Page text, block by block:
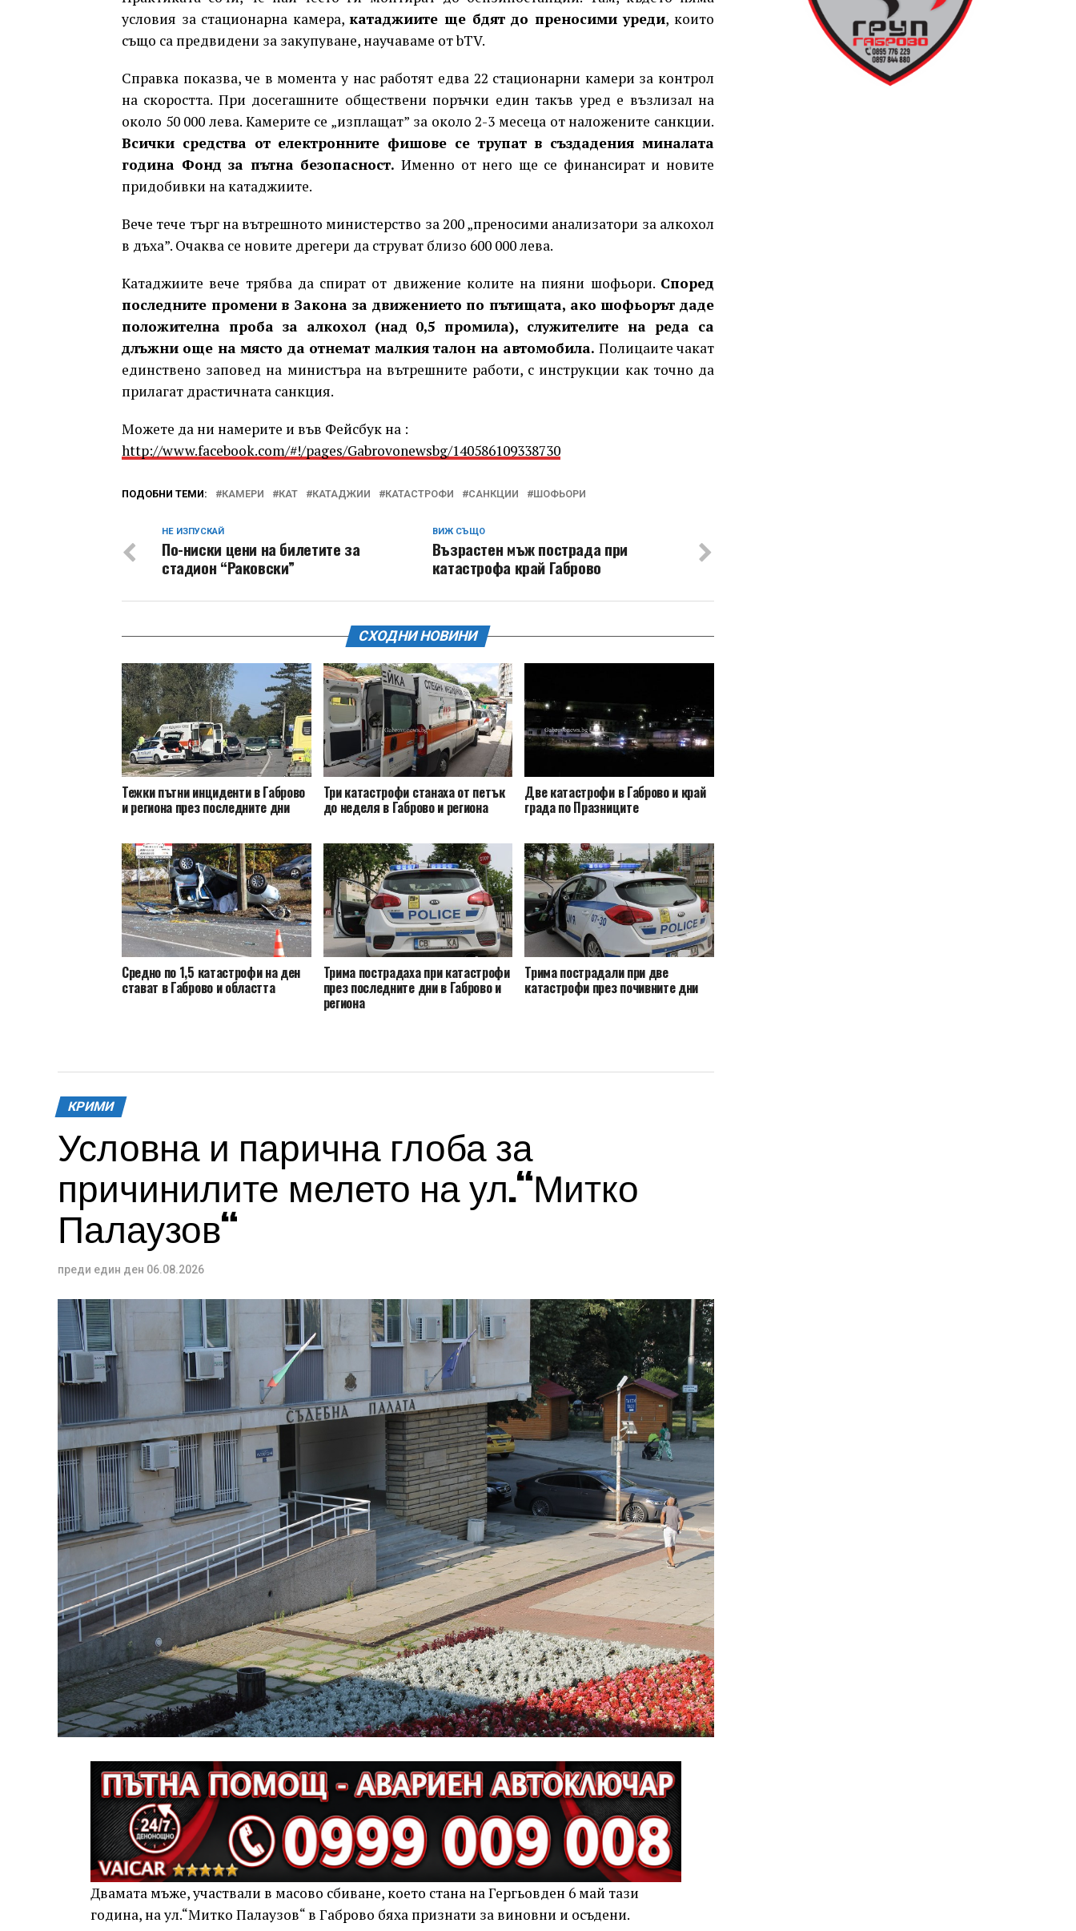
условия за стационарна камера,катаджиите ще бдят до преносими уреди, които
също са предвидени за закупуване, научаваме от bTV.
Справка показва, че в момента у нас работят едва 22 стационарни камери за контрол
на скоростта. При досегашните обществени поръчки един такъв уред е възлизал на
около 50 000 лева. Камерите се „изплащат” за около 2-3 месеца от наложените санкции.
Всички средства от електронните фишове се трупат в създадения миналата
година Фонд за пътна безопасност. Именно от него ще се финансират и новите
придобивки на катаджиите.
Вече тече търг на вътрешното министерство за 200 „преносими анализатори за алкохол
в дъха”. Очаква се новите дрегери да струват близо 600 000 лева.
Катаджиите вече трябва да спират от движение колите на пияни шофьори. Според
последните промени в Закона за движението по пътищата, ако шофьорът даде
положителна проба за алкохол (над 0,5 промила), служителите на реда са
длъжни още на място да отнемат малкия талон на автомобила. Полицаите чакат
единствено заповед на министъра на вътрешните работи, с инструкции как точно да
прилагат драстичната санкция.
Можете да ни намерите и във Фейсбук на :
http://www.facebook.com/#!/pages/Gabrovonewsbg/140586109338730
ПОДОБНИ ТЕМИ: КАМЕРИ КАТ КАТАДЖИИ КАТАСТРОФИ САНКЦИИ ШОФЬОРИ
ВИЖ СЪЩО
Възрастен мъж пострада при
катастрофа край Габрово
НЕ ИЗПУСКАЙ
По-ниски цени на билетите за
стадион “Раковски”
СХОДНИ НОВИНИ
Тежки пътни инциденти в Габрово
и региона през последните дни
Три катастрофи станаха от петък
до неделя в Габрово и региона
Две катастрофи в Габрово и край
града по Празниците
Средно по 1,5 катастрофи на ден
стават в Габрово и областта
Трима пострадаха при катастрофи
през последните дни в Габрово и
региона
Трима пострадали при две
катастрофи през почивните дни
КРИМИ
Условна и парична глоба за
причинилите мелето на ул.“Митко
Палаузов“
преди един ден 06.08.2026
Двамата мъже, участвали в масово сбиване, което стана на Гергьовден 6 май тази
година, на ул.“Митко Палаузов“ в Габрово бяха признати за виновни и осъдени.